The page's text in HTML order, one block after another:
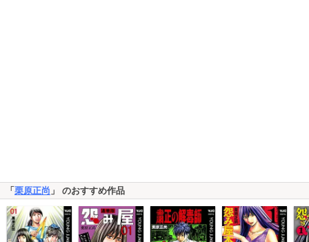
「栗原正尚 」 のおすすめ作品